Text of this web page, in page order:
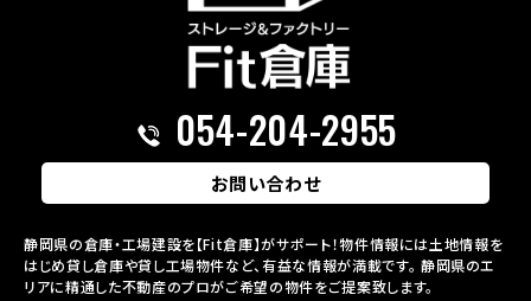
054-204-2955
お問い合わせ
静岡県の倉庫・工場建設を【Fit倉庫】がサポート！物件情報には土地情報を
はじめ貸し倉庫や貸し工場物件など、有益な情報が満載です。 静岡県のエ
リアに精通した不動産のプロがご希望の物件をご提案致します。